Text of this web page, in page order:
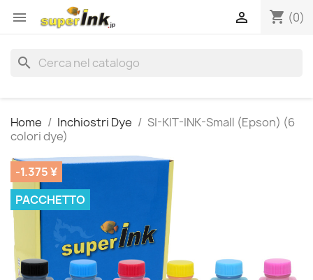
 shopping_cart (0)

search
Home Inchiostri Dye
SI-KIT-INK-Small (Epson) (6
colori dye)
-1.375 ¥
PACCHETTO